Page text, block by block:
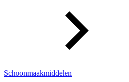
Schoonmaakmiddelen